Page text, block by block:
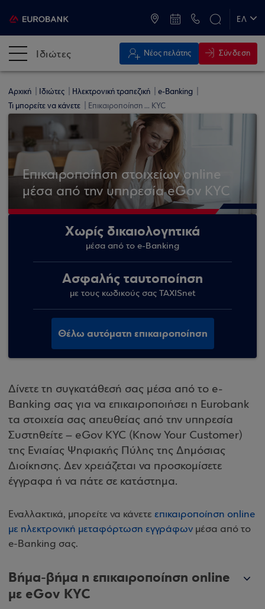
ΕΛ
Ιδιώτες Νέος πελάτης Σύνδεση
Αρχική Ιδιώτες Ηλεκτρονική τραπεζική
e-Banking
Τι μπορείτε να κάνετε
Επικαιροποίηση ... KYC
Επικαιροποίηση στοιχείων online
μέσα από την υπηρεσία eGov KYC
Χωρίς δικαιολογητικά
μέσα από το e-Banking
Ασφαλής ταυτοποίηση
με τους κωδικούς σας TAXISnet
Θέλω αυτόματη επικαιροποίηση
Δίνετε τη συγκατάθεσή σας μέσα από το e-
Banking σας για να επικαιροποιήσει η Eurobank
τα στοιχεία σας απευθείας από την υπηρεσία
Συστηθείτε – eGov KYC (Know Your Customer)
της Ενιαίας Ψηφιακής Πύλης της Δημόσιας
Διοίκησης. Δεν χρειάζεται να προσκομίσετε
έγγραφα ή να πάτε σε κατάστημα.
Εναλλακτικά, μπορείτε να κάνετε επικαιροποίηση online
με ηλεκτρονική μεταφόρτωση εγγράφων μέσα από το
e-Banking σας.
Βήμα-βήμα η επικαιροποίηση online
με eGov KYC